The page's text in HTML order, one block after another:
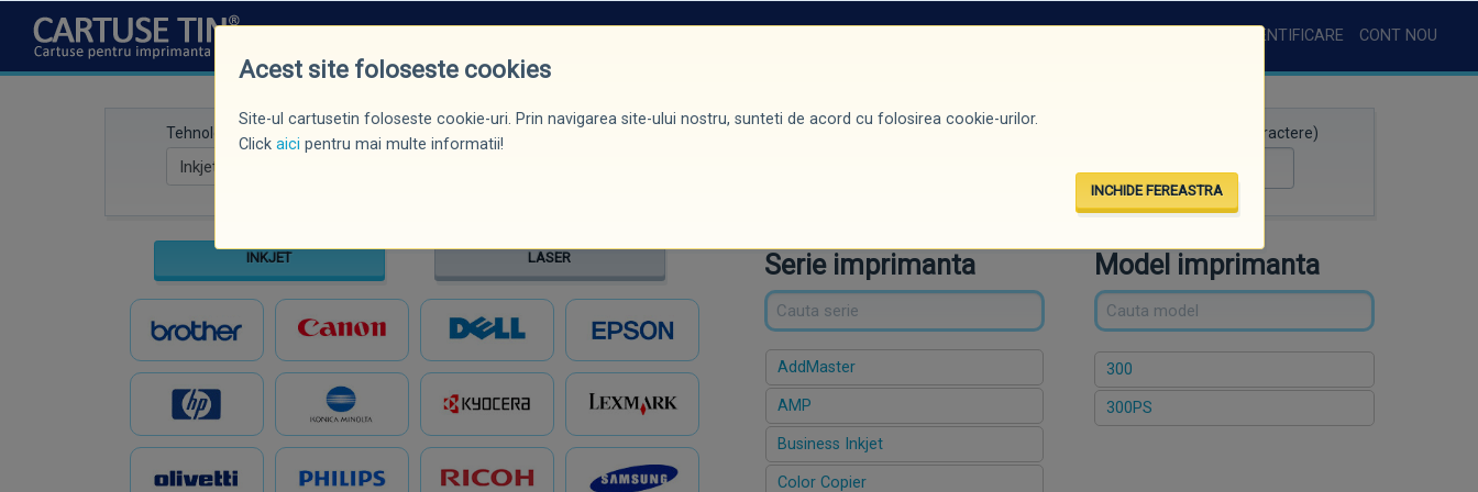
AUTENTIFICARE CONT NOU
Tehnologie Marcă imprimantă Căutare rapidă (minim 3 caractere)
INKJET LASER Serie imprimanta
AddMaster
AMP
Business Inkjet
Color Copier
Model imprimanta
300
300PS
Acest site foloseste cookies
Site-ul cartusetin foloseste cookie-uri. Prin navigarea site-ului nostru, sunteti de acord cu folosirea cookie-urilor.
Clickaici pentru mai multe informatii!
INCHIDE FEREASTRA